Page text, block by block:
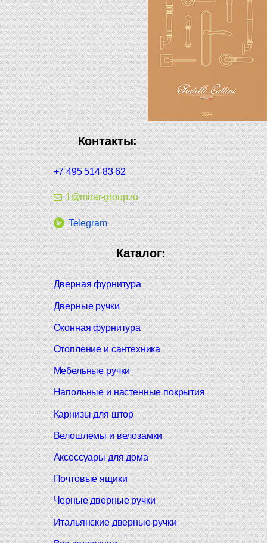
Контакты:
+7 495 514 83 62
1@mirar-group.ru
Telegram
Каталог:
Дверная фурнитура
Дверные ручки
Оконная фурнитура
Отопление и сантехника
Мебельные ручки
Напольные и настенные покрытия
Карнизы для штор
Велошлемы и велозамки
Аксессуары для дома
Почтовые ящики
Черные дверные ручки
Итальянские дверные ручки